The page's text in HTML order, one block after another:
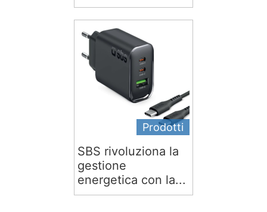
Prodotti
SBS rivoluziona la
gestione
energetica con la...